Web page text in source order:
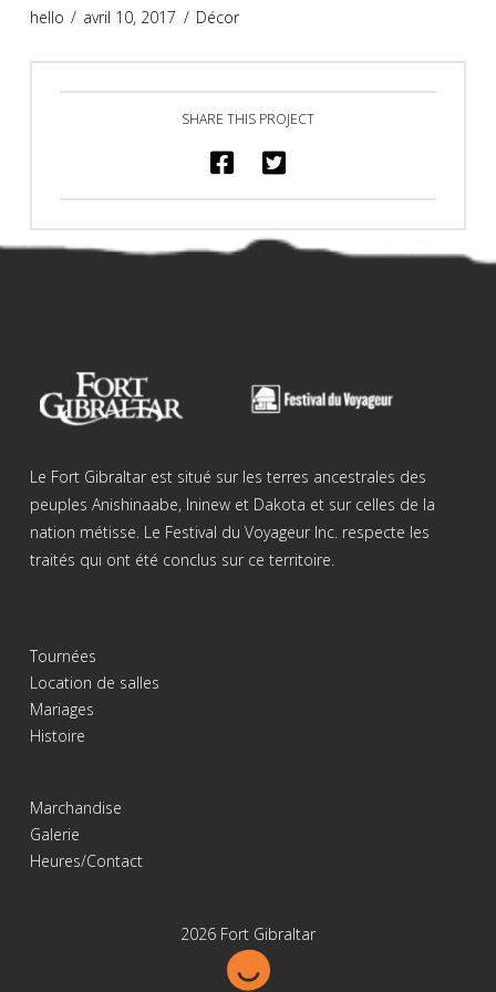
hello avril 10, 2017 Décor
SHARE THIS PROJECT
Le Fort Gibraltar est situé sur les terres ancestrales des
peuples Anishinaabe, Ininew et Dakota et sur celles de la
nation métisse. Le Festival du Voyageur Inc. respecte les
traités qui ont été conclus sur ce territoire.
Tournées
Location de salles
Mariages
Histoire
Marchandise
Galerie
Heures/Contact
2026 Fort Gibraltar